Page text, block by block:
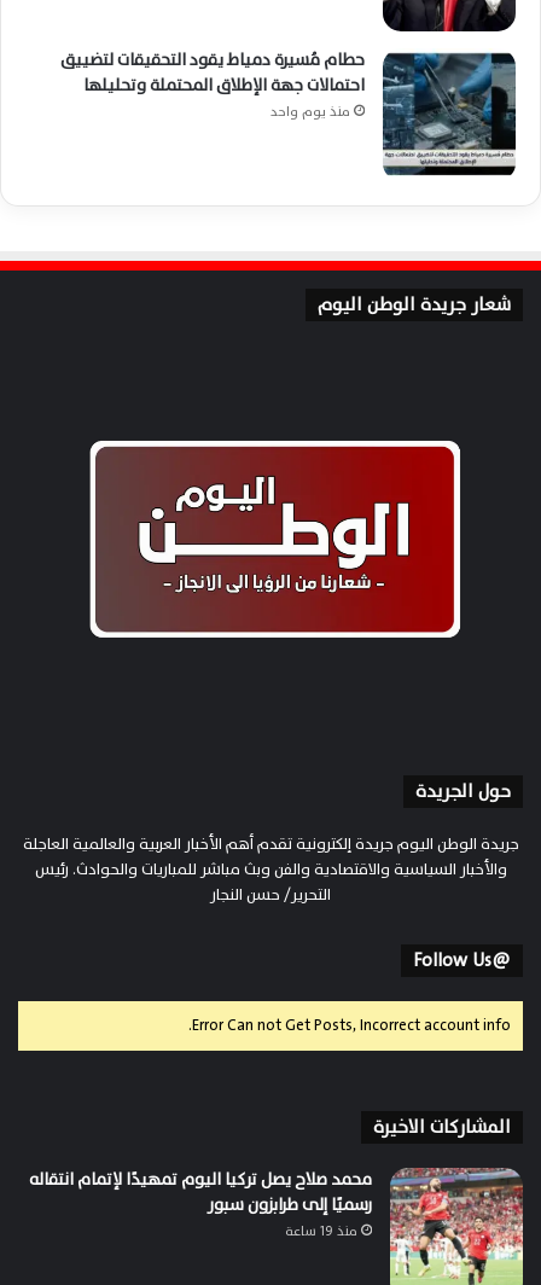
حطام مُسيرة دمياط يقود التحقيقات لتضييق
احتمالات جهة الإطلاق المحتملة وتحليلها
منذ يوم واحد
شعار جريدة الوطن اليوم
حول الجريدة
جريدة الوطن اليوم جريدة إلكترونية تقدم أهم الأخبار العربية والعالمية العاجلة
والأخبار السياسية والاقتصادية والفن وبث مباشر للمباريات والحوادث. رئيس
التحرير/ حسن النجار
@Follow Us
Error Can not Get Posts, Incorrect account info.
المشاركات الاخيرة
محمد صلاح يصل تركيا اليوم تمهيدًا لإتمام انتقاله
رسميًا إلى طرابزون سبور
منذ 19 ساعة